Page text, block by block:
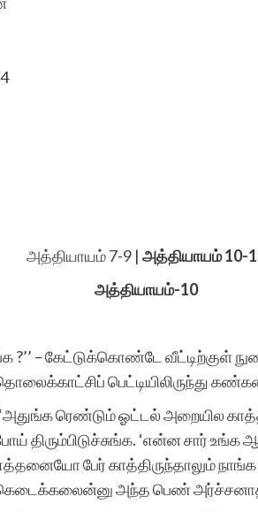
அத்தியாயம் 7-9 |அத்தியாயம் 10-
அத்தியாயம்-10
?’’ – கேட்டுக்கொண்டே வீட்டிற்குள்
பெட்டியிலிருந்து
ரெண்டும் ஓட்டல் அறையில
திரும்பிடுச்சுங்க. ‘என்ன சார்
பேர் காத்திருந்தாலும்
அந்த பெண்